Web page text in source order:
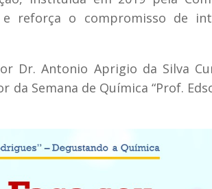
e reforça o compromisso de
Dr. Antonio Aprigio da Silva
da Semana de Química “Prof.